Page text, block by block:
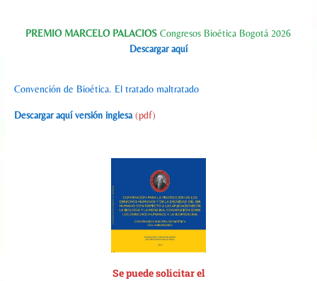
PREMIO MARCELO PALACIOSCongresos Bioética Bogotá 2026
Descargar aquí
Convención de Bioética. El tratado maltratado
Descargar aquí versión inglesa (pdf)
Se puede solicitar el